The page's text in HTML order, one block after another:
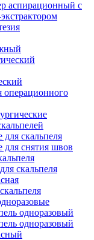
аспирационный с
операционного
для скальпеля
для снятия швов
скальпеля
одноразовый
одноразовый